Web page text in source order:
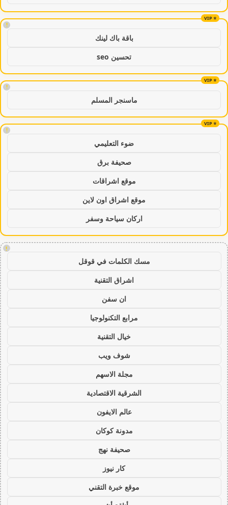
!
باقة باك لينك
تحسين seo
!
ماسنجر المسلم
!
ضوء التعليمي
صحيفة برق
موقع اشراقات
موقع اشراق اون لاين
اركان سياحة وسفر
!
مسك الكلمات في قوقل
اشراق التقنية
ان سفن
مرابع التكنولوجيا
خيال التقنية
شوف ويب
مجلة الاسهم
الشرقية الاقتصادية
عالم الايفون
مدونة كوكان
صحيفة نهج
كار نيوز
موقع خبرة التقني